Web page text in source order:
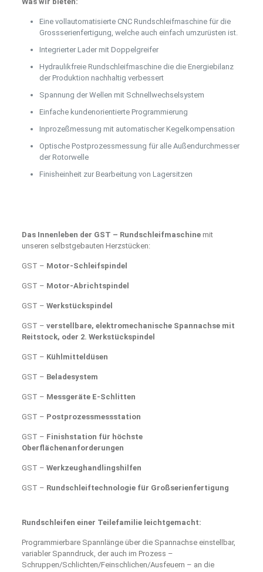
Eine vollautomatisierte CNC Rundschleifmaschine für die
Grossserienfertigung, welche auch einfach umzurüsten ist.
Integrierter Lader mit Doppelgreifer
Hydraulikfreie Rundschleifmaschine die die Energiebilanz
der Produktion nachhaltig verbessert
Spannung der Wellen mit Schnellwechselsystem
Einfache kundenorientierte Programmierung
Inprozeßmessung mit automatischer Kegelkompensation
Optische Postprozessmessung für alle Außendurchmesser
der Rotorwelle
Finisheinheit zur Bearbeitung von Lagersitzen
Das Innenleben der GST – Rundschleifmaschine mit
unseren selbstgebauten Herzstücken:
GST – Motor-Schleifspindel
GST – Motor-Abrichtspindel
GST – Werkstückspindel
GST – verstellbare, elektromechanische Spannachse mit
Reitstock, oder 2. Werkstückspindel
GST – Kühlmitteldüsen
GST – Beladesystem
GST – Messgeräte E-Schlitten
GST – Postprozessmessstation
GST – Finishstation für höchste
Oberflächenanforderungen
GST – Werkzeughandlingshilfen
GST – Rundschleiftechnologie für Großserienfertigung
Rundschleifen einer Teilefamilie leichtgemacht:
Programmierbare Spannlänge über die Spannachse einstellbar,
variabler Spanndruck, der auch im Prozess –
Schruppen/Schlichten/Feinschlichen/Ausfeuern – an die